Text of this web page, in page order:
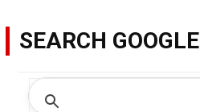
SEARCH GOOGLE